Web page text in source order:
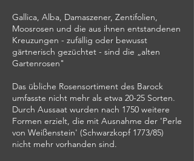
Gallica, Alba, Damaszener, Zentifolien,
Moosrosen und die aus ihnen entstandenen
Kreuzungen - zufällig oder bewusst
gärtnerisch gezüchtet - sind die „alten
Gartenrosen"
Das übliche Rosensortiment des Barock
umfasste nicht mehr als etwa 20-25 Sorten.
Durch Aussaat wurden nach 1750 weitere
Formen erzielt, die mit Ausnahme der 'Perle
von Weißenstein' (Schwarzkopf 1773/85)
nicht mehr vorhanden sind.